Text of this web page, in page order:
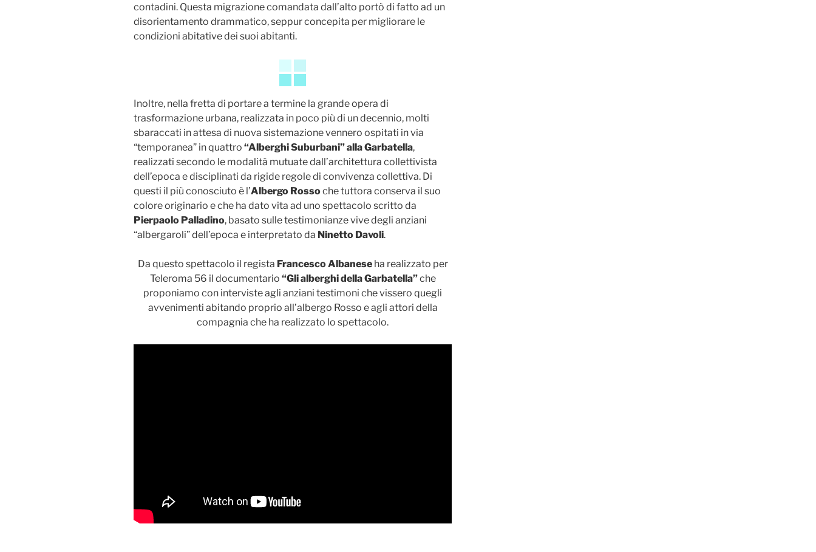
contadini. Questa migrazione comandata dall’alto portò di fatto ad un
disorientamento drammatico, seppur concepita per migliorare le
condizioni abitative dei suoi abitanti.
Inoltre, nella fretta di portare a termine la grande opera di
trasformazione urbana, realizzata in poco più di un decennio, molti
sbaraccati in attesa di nuova sistemazione vennero ospitati in via
“temporanea” in quattro “Alberghi Suburbani” alla Garbatella,
realizzati secondo le modalità mutuate dall’architettura collettivista
dell’epoca e disciplinati da rigide regole di convivenza collettiva. Di
questi il più conosciuto è l’Albergo Rossoche tuttora conserva il suo
colore originario e che ha dato vita ad uno spettacolo scritto da
Pierpaolo Palladino, basato sulle testimonianze vive degli anziani
“albergaroli” dell’epoca e interpretato da Ninetto Davoli.
Da questo spettacolo il regista Francesco Albaneseha realizzato per
Teleroma 56 il documentario “Gli alberghi della Garbatella”che
proponiamo con interviste agli anziani testimoni che vissero quegli
avvenimenti abitando proprio all’albergo Rosso e agli attori della
compagnia che ha realizzato lo spettacolo.